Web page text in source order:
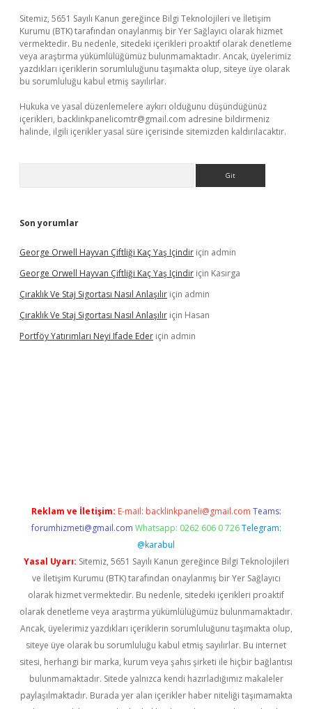
Sitemiz, 5651 Sayılı Kanun gereğince Bilgi Teknolojileri ve İletişim
Kurumu (BTK) tarafından onaylanmış bir Yer Sağlayıcı olarak hizmet
vermektedir. Bu nedenle, sitedeki içerikleri proaktif olarak denetleme
veya araştırma yükümlülüğümüz bulunmamaktadır. Ancak, üyelerimiz
yazdıkları içeriklerin sorumluluğunu taşımakta olup, siteye üye olarak
bu sorumluluğu kabul etmiş sayılırlar.
Hukuka ve yasal düzenlemelere aykırı olduğunu düşündüğünüz
içerikleri, backlinkpanelicomtr@gmail.com adresine bildirmeniz
halinde, ilgili içerikler yasal süre içerisinde sitemizden kaldırılacaktır.
Son yorumlar
George Orwell Hayvan Çiftliği Kaç Yaş Içindir için admin
George Orwell Hayvan Çiftliği Kaç Yaş Içindir için Kasırga
Çıraklık Ve Staj Sigortası Nasıl Anlaşılır için admin
Çıraklık Ve Staj Sigortası Nasıl Anlaşılır için Hasan
Portföy Yatırımları Neyi Ifade Eder için admin
Reklam ve İletişim: E-mail: backlinkpaneli@gmail.com Teams:
forumhizmeti@gmail.com Whatsapp: 0262 606 0 726 Telegram:
@karabul
Yasal Uyarı: Sitemiz, 5651 Sayılı Kanun gereğince Bilgi Teknolojileri
ve İletişim Kurumu (BTK) tarafından onaylanmış bir Yer Sağlayıcı
olarak hizmet vermektedir. Bu nedenle, sitedeki içerikleri proaktif
olarak denetleme veya araştırma yükümlülüğümüz bulunmamaktadır.
Ancak, üyelerimiz yazdıkları içeriklerin sorumluluğunu taşımakta olup,
siteye üye olarak bu sorumluluğu kabul etmiş sayılırlar. Bu internet
sitesi, herhangi bir marka, kurum veya şahıs şirketi ile hiçbir bağlantısı
bulunmamaktadır. Sitede yalnızca kendi hazırladığımız makaleler
paylaşılmaktadır. Burada yer alan içerikler haber niteliği taşımamakta